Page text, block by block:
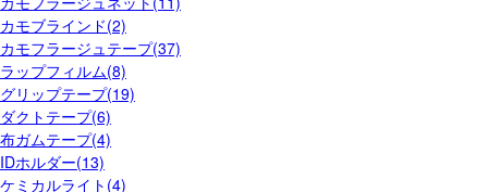
カモブラインド(2)
カモフラージュテープ(37)
ラップフィルム(8)
グリップテープ(19)
ダクトテープ(6)
布ガムテープ(4)
IDホルダー(13)
ケミカルライト(4)